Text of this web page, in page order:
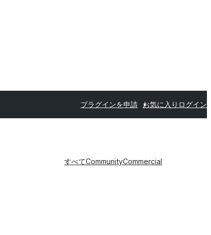
プラグインを申請 お気に入り ログイン
すべてCommunityCommercial